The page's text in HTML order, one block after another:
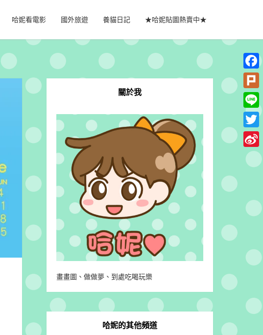
哈妮看電影 國外旅遊 養貓日記 ★哈妮貼圖熱賣中★
關於我
畫畫圖、做做夢、到處吃喝玩樂
哈妮的其他頻道
Plurk
Line
Sina
Weibo